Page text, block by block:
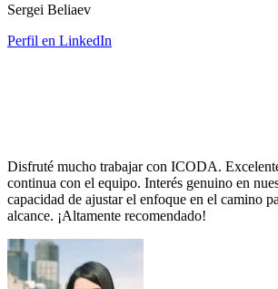
Sergei Beliaev
Perfil en LinkedIn
Disfruté mucho trabajar con ICODA.
continua con el equipo. Interés genuino en
capacidad de ajustar el enfoque en el camino
alcance. ¡Altamente recomendado!